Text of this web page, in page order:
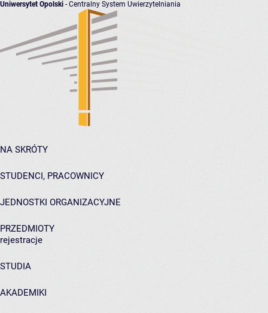
Uniwersytet Opolski - Centralny System Uwierzytelniania
NA SKRÓTY
STUDENCI, PRACOWNICY
JEDNOSTKI ORGANIZACYJNE
PRZEDMIOTY
rejestracje
STUDIA
AKADEMIKI